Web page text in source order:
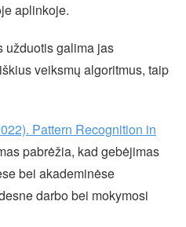
aplinkoje.
užduotis galima jas
veiksmų algoritmus, taip
Pattern Recognition in
pabrėžia, kad gebėjimas
bei akademinėse
darbo bei mokymosi